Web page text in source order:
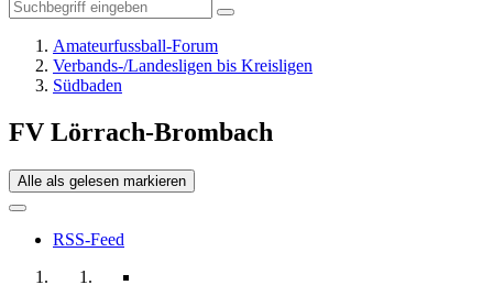
Amateurfussball-Forum
Verbands-/Landesligen bis Kreisligen
Südbaden
FV Lörrach-Brombach
Alle als gelesen markieren
RSS-Feed